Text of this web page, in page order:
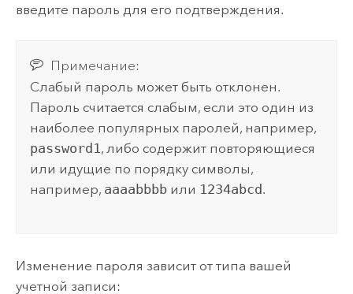
введите пароль для его подтверждения.
Примечание:
Слабый пароль может быть отклонен.
Пароль считается слабым, если это один из
наиболее популярных паролей, например,
password1 , либо содержит повторяющиеся
или идущие по порядку символы,
например, aaaabbbb или 1234abcd.
Изменение пароля зависит от типа вашей
учетной записи: